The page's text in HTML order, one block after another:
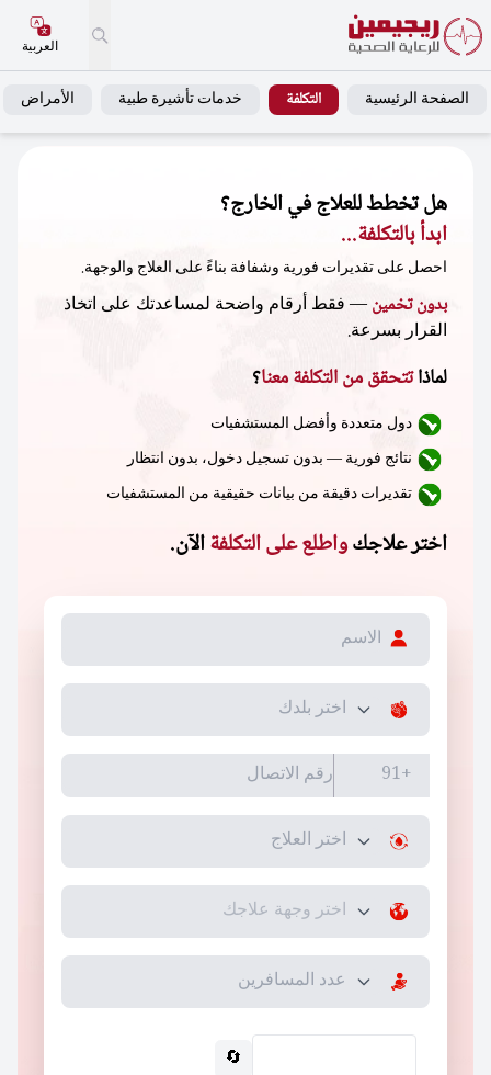
العربية
الصفحة الرئيسية التكلفة خدمات تأشيرة طبية الأمراض
هل تخطط للعلاج في الخارج؟
ابدأ بالتكلفة...
احصل على تقديرات فورية وشفافة بناءً على العلاج والوجهة.
بدون تخمين— فقط أرقام واضحة لمساعدتك على اتخاذ
القرار بسرعة.
لماذاتتحقق من التكلفة معنا؟
دول متعددة وأفضل المستشفيات
نتائج فورية — بدون تسجيل دخول، بدون انتظار
تقديرات دقيقة من بيانات حقيقية من المستشفيات
اختر علاجكواطلع على التكلفةالآن.
🔄